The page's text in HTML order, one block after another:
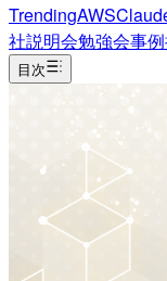
TrendingAWS
社説明会勉強会事例
目次